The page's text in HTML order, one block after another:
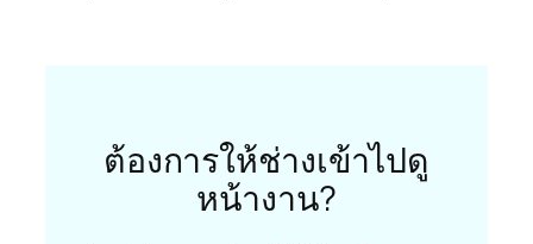
ต้องการให้ช่างเข้าไปดู
หน้างาน?